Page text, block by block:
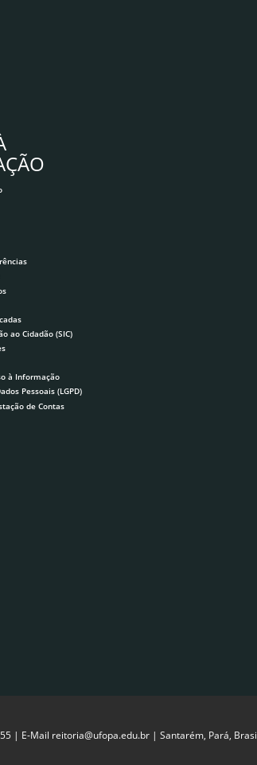
ao Cidadão (SIC)
à Informação
Pessoais (LGPD)
de Contas
| E-Mail reitoria@ufopa.edu.br | Santarém, Pará,